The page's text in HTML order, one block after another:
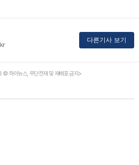
다른기사 보기
© 하이뉴스, 무단전재 및 재배포 금지>